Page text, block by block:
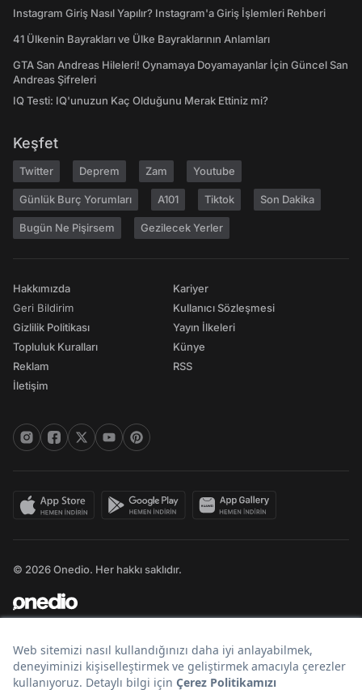
Instagram Giriş Nasıl Yapılır? Instagram'a Giriş İşlemleri Rehberi
41 Ülkenin Bayrakları ve Ülke Bayraklarının Anlamları
GTA San Andreas Hileleri! Oynamaya Doyamayanlar İçin Güncel San
Andreas Şifreleri
IQ Testi: IQ'unuzun Kaç Olduğunu Merak Ettiniz mi?
Keşfet
Twitter Deprem Zam Youtube
Günlük Burç Yorumları A101 Tiktok Son Dakika
Bugün Ne Pişirsem Gezilecek Yerler
Hakkımızda
Geri Bildirim
Gizlilik Politikası
Topluluk Kuralları
Reklam
İletişim
Kariyer
Kullanıcı Sözleşmesi
Yayın İlkeleri
Künye
RSS
© 2026 Onedio. Her hakkı saklıdır.
Bir markasıdır.